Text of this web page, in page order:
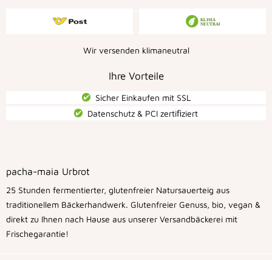
Wir versenden klimaneutral
Ihre Vorteile
Sicher Einkaufen mit SSL
Datenschutz & PCI zertiﬁziert
pacha-maia Urbrot
25 Stunden fermentierter, glutenfreier Natursauerteig aus
traditionellem Bäckerhandwerk. Glutenfreier Genuss, bio, vegan &
direkt zu Ihnen nach Hause aus unserer Versandbäckerei mit
Frischegarantie!